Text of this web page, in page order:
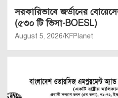
সরকারিভাবে জর্ডানের
(৫৩০ টি ভিসা-BOESL)
August 5, 2026 KFPlanet